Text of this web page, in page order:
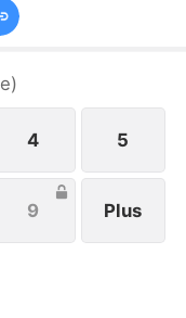
réalise trop
côtés, mais le
)
4 5
9 Plus